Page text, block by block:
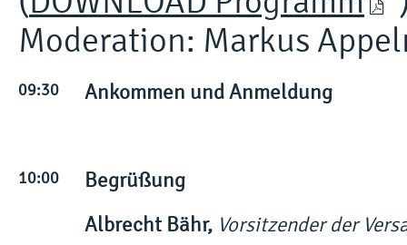
Moderation: Markus
09:30 Ankommen und Anmeldung
10:00
Begrüßung
Albrecht Bähr, Vorsitzender der